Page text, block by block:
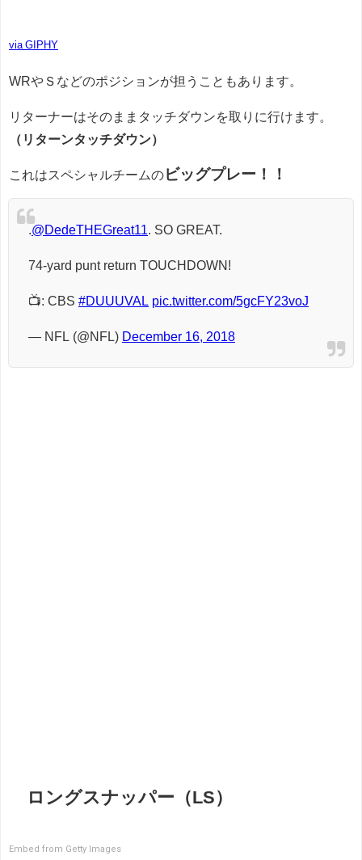
via GIPHY
WRやＳなどのポジションが担うこともあります。
リターナーはそのままタッチダウンを取りに行けます。
（リターンタッチダウン）
これはスペシャルチームの ビッグプレー！！
@DedeTHEGreat11 . SO GREAT.
74-yard punt return TOUCHDOWN!
📺: CBS #DUUUVAL pic.twitter.com/5gcFY23voJ
— NFL (@NFL) December 16, 2018
ロングスナッパー（LS）
Embed from Getty Images